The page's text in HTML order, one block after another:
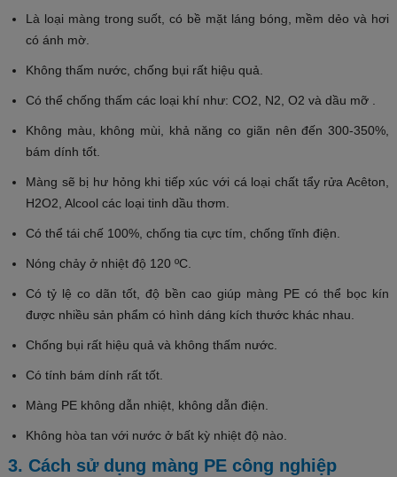
Là loại màng trong suốt, có bề mặt láng bóng, mềm dẻo và hơi
có ánh mờ.
Không thấm nước, chống bụi rất hiệu quả.
Có thể chống thấm các loại khí như: CO2, N2, O2 và dầu mỡ .
Không màu, không mùi, khả năng co giãn nên đến 300-350%,
bám dính tốt.
Màng sẽ bị hư hỏng khi tiếp xúc với cá loại chất tẩy rửa Acêton,
H2O2, Alcool các loại tinh dầu thơm.
Có thể tái chế 100%, chống tia cực tím, chống tĩnh điện.
Nóng chảy ở nhiệt độ 120 ºC.
Có tỷ lệ co dãn tốt, độ bền cao giúp màng PE có thể bọc kín
được nhiều sản phẩm có hình dáng kích thước khác nhau.
Chống bụi rất hiệu quả và không thấm nước.
Có tính bám dính rất tốt.
Màng PE không dẫn nhiệt, không dẫn điện.
Không hòa tan với nước ở bất kỳ nhiệt độ nào.
3. Cách sử dụng màng PE công nghiệp